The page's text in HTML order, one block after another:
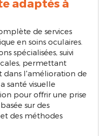
adaptés à
de services
en soins oculaires.
spécialisées, suivi
permettant
l'amélioration de
santé visuelle
pour offrir une prise
sur des
des méthodes